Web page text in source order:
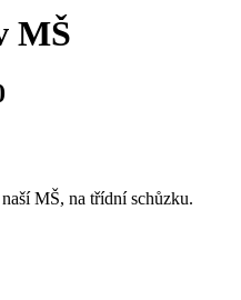
MŠ
MŠ, na třídní schůzku.